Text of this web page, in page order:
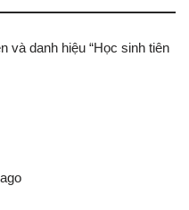
và danh hiệu “Học sinh tiên